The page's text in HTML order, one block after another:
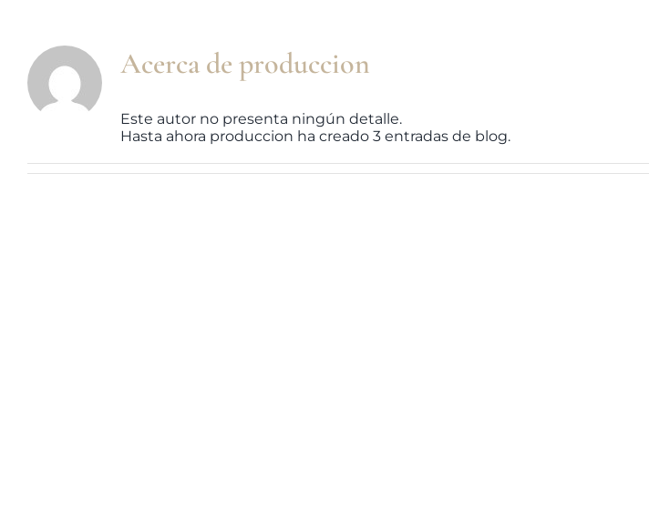
Acerca de produccion
Este autor no presenta ningún detalle.
Hasta ahora produccion ha creado 3 entradas de blog.